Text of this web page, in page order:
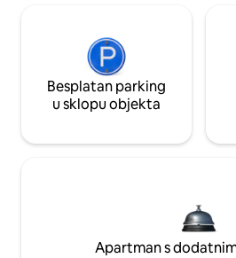
Besplatan parking
u sklopu objekta
Apartman s